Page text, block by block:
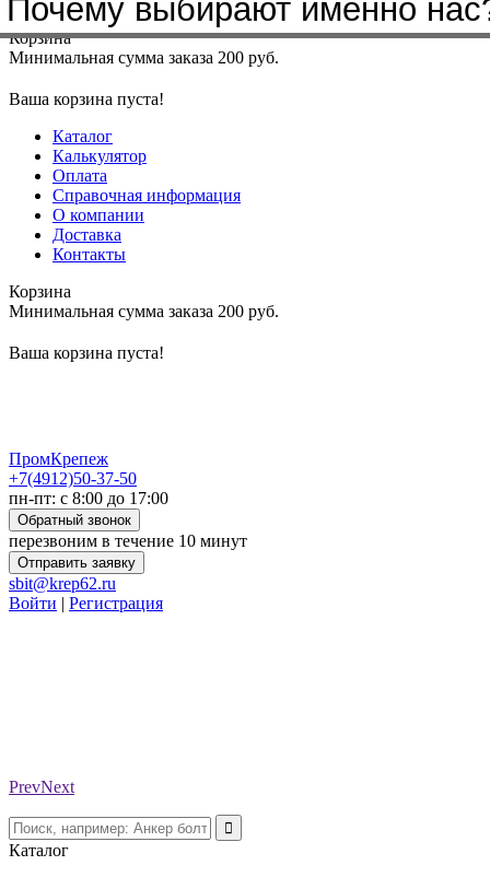
Меню+7(4912)50-37-50sbit@krep62.ru
Корзина
Минимальная сумма заказа 200 руб.
Ваша корзина пуста!
Каталог
Калькулятор
Оплата
Справочная информация
О компании
Доставка
Контакты
Корзина
Минимальная сумма заказа 200 руб.
Ваша корзина пуста!
ПромКрепеж
+7(4912)50-37-50
пн-пт: с 8:00 до 17:00
Обратный звонок
перезвоним в течение 10 минут
Отправить заявку
sbit@krep62.ru
Войти | Регистрация
PrevNext
Каталог
Почему выбирают именно